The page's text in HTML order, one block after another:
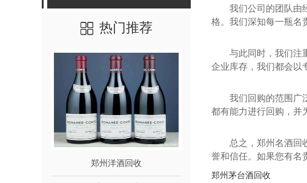
热门推荐
郑州洋酒回收 郑州名烟回收
我们公司的团队由
格。我们深知每一瓶名
与此同时，我们注
企业库存，我们都会以
我们回购的范围广
都有能力进行回购，并
总之，郑州名酒回
誉和信任。如果您有名
郑州茅台酒回收